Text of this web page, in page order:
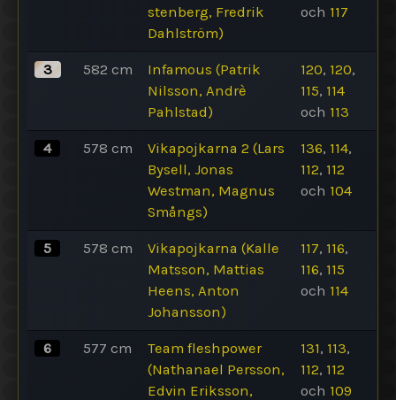
stenberg, Fredrik
Dahlström)
och 117
3 582 cm
Infamous (Patrik
Nilsson, Andrè
Pahlstad)
120, 120,
115, 114
och 113
4 578 cm
Vikapojkarna 2 (Lars
Bysell, Jonas
Westman, Magnus
Smångs)
136, 114,
112, 112
och 104
5 578 cm
Vikapojkarna (Kalle
Matsson, Mattias
Heens, Anton
Johansson)
117, 116,
116, 115
och 114
6 577 cm
Team fleshpower
(Nathanael Persson,
Edvin Eriksson,
131, 113,
112, 112
och 109